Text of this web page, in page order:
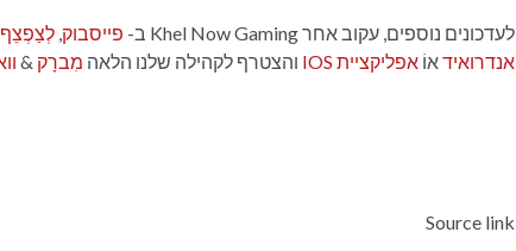
לעדכונים נוספים, עקוב אחר Khel Now Gaming ב- פייסבוק, לְצַפְצֵף
אנדרואידאוֹ אפליקציית IOS והצטרף לקהילה שלנו הלאה מִברָק &
Source link